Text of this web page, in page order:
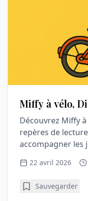
Miffy à vélo,
Découvrez Miffy
repères de
accompagner les
22 avril 2026
Sauvegarder